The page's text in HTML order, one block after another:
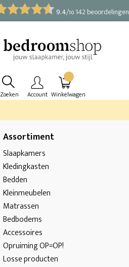
9.4/10 142 beoordelingen
Zoeken Account Winkelwagen
Assortiment
Slaapkamers
Kledingkasten
Bedden
Kleinmeubelen
Matrassen
Bedbodems
Accessoires
Opruiming OP=OP!
Losse producten